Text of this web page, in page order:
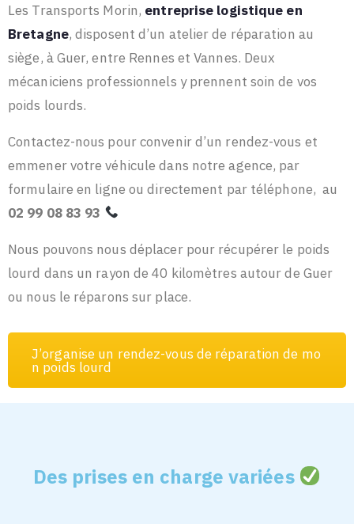
Les Transports Morin, entreprise logistique en
Bretagne, disposent d’un atelier de réparation au
siège, à Guer, entre Rennes et Vannes. Deux
mécaniciens professionnels y prennent soin de vos
poids lourds.
Contactez-nous pour convenir d’un rendez-vous et
emmener votre véhicule dans notre agence, par
formulaire en ligne ou directement par téléphone, au
02 99 08 83 93
Nous pouvons nous déplacer pour récupérer le poids
lourd dans un rayon de 40 kilomètres autour de Guer
ou nous le réparons sur place.
J’organise un rendez-vous de réparation de mo
n poids lourd
Des prises en charge variées